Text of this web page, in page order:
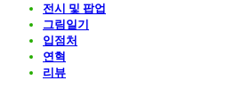
전시 및 팝업
그림일기
입점처
연혁
리뷰